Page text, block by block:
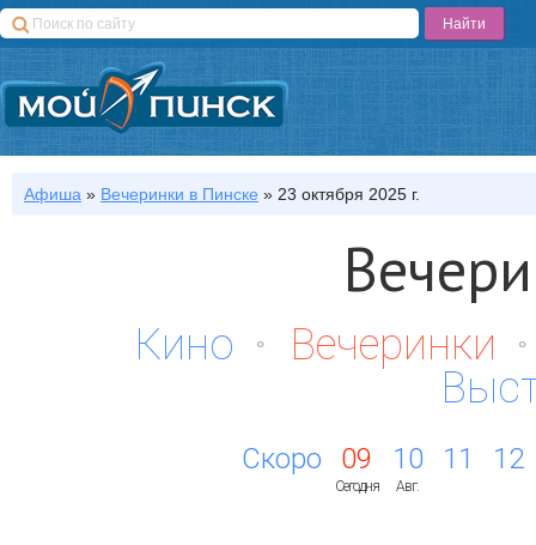
Афиша » Вечеринки в Пинске » 23 октября 2025 г.
Кино
Вечеринки
Скоро 09
Сегодня
10
Авг.
11 12